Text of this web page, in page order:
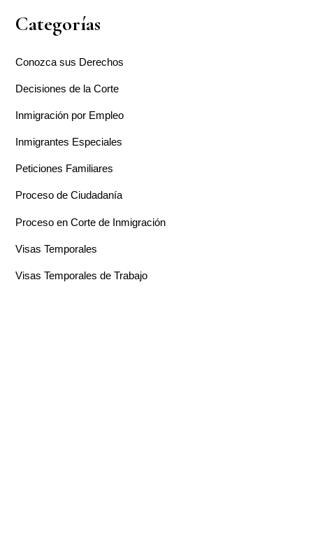
Categorías
Conozca sus Derechos
Decisiones de la Corte
Inmigración por Empleo
Inmigrantes Especiales
Peticiones Familiares
Proceso de Ciudadanía
Proceso en Corte de Inmigración
Visas Temporales
Visas Temporales de Trabajo